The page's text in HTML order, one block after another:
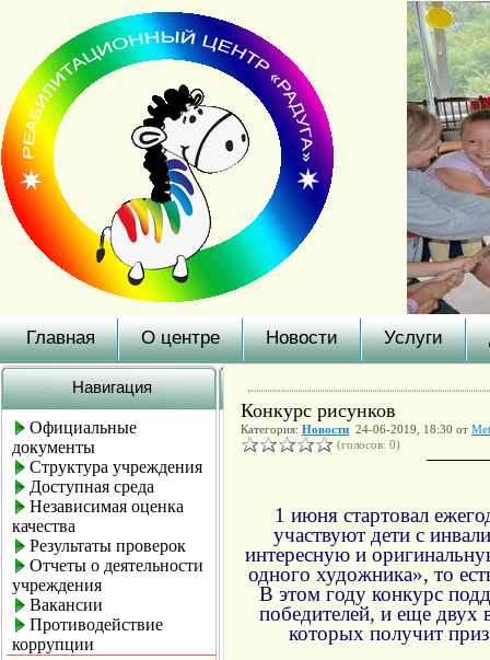
Главная О центре Новости Услуги
Навигация
Официальные
документы
Структура учреждения
Доступная среда
Независимая оценка
качества
Результаты проверок
Отчеты о деятельности
учреждения
Вакансии
Противодействие
коррупции
Конкурс рисунков
Категория: Новости 24-06-2019, 18:30 от
(голосов: 0)
1 июня стартовал
участвуют дети с
интересную и
одного художника», то
В этом году конкурс
победителей, и еще двух
которых получит